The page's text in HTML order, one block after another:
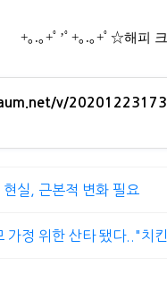
+｡.｡+ﾟ’ﾟ+｡.｡+ﾟ☆해피
v/
실, 근본적 변화 필요
가정 위한 산타 됐다.."치